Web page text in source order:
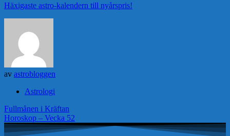
Häxigaste astro-kalendern till nyårspris!
av astrobloggen
Astrologi
Inläggsnavigering
Fullmånen i Kräftan
Horoskop – Vecka 52